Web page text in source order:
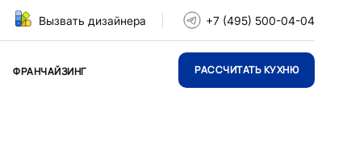
Вызвать дизайнера +7 (495) 500-04-04
ФРАНЧАЙЗИНГ РАССЧИТАТЬ КУХНЮ